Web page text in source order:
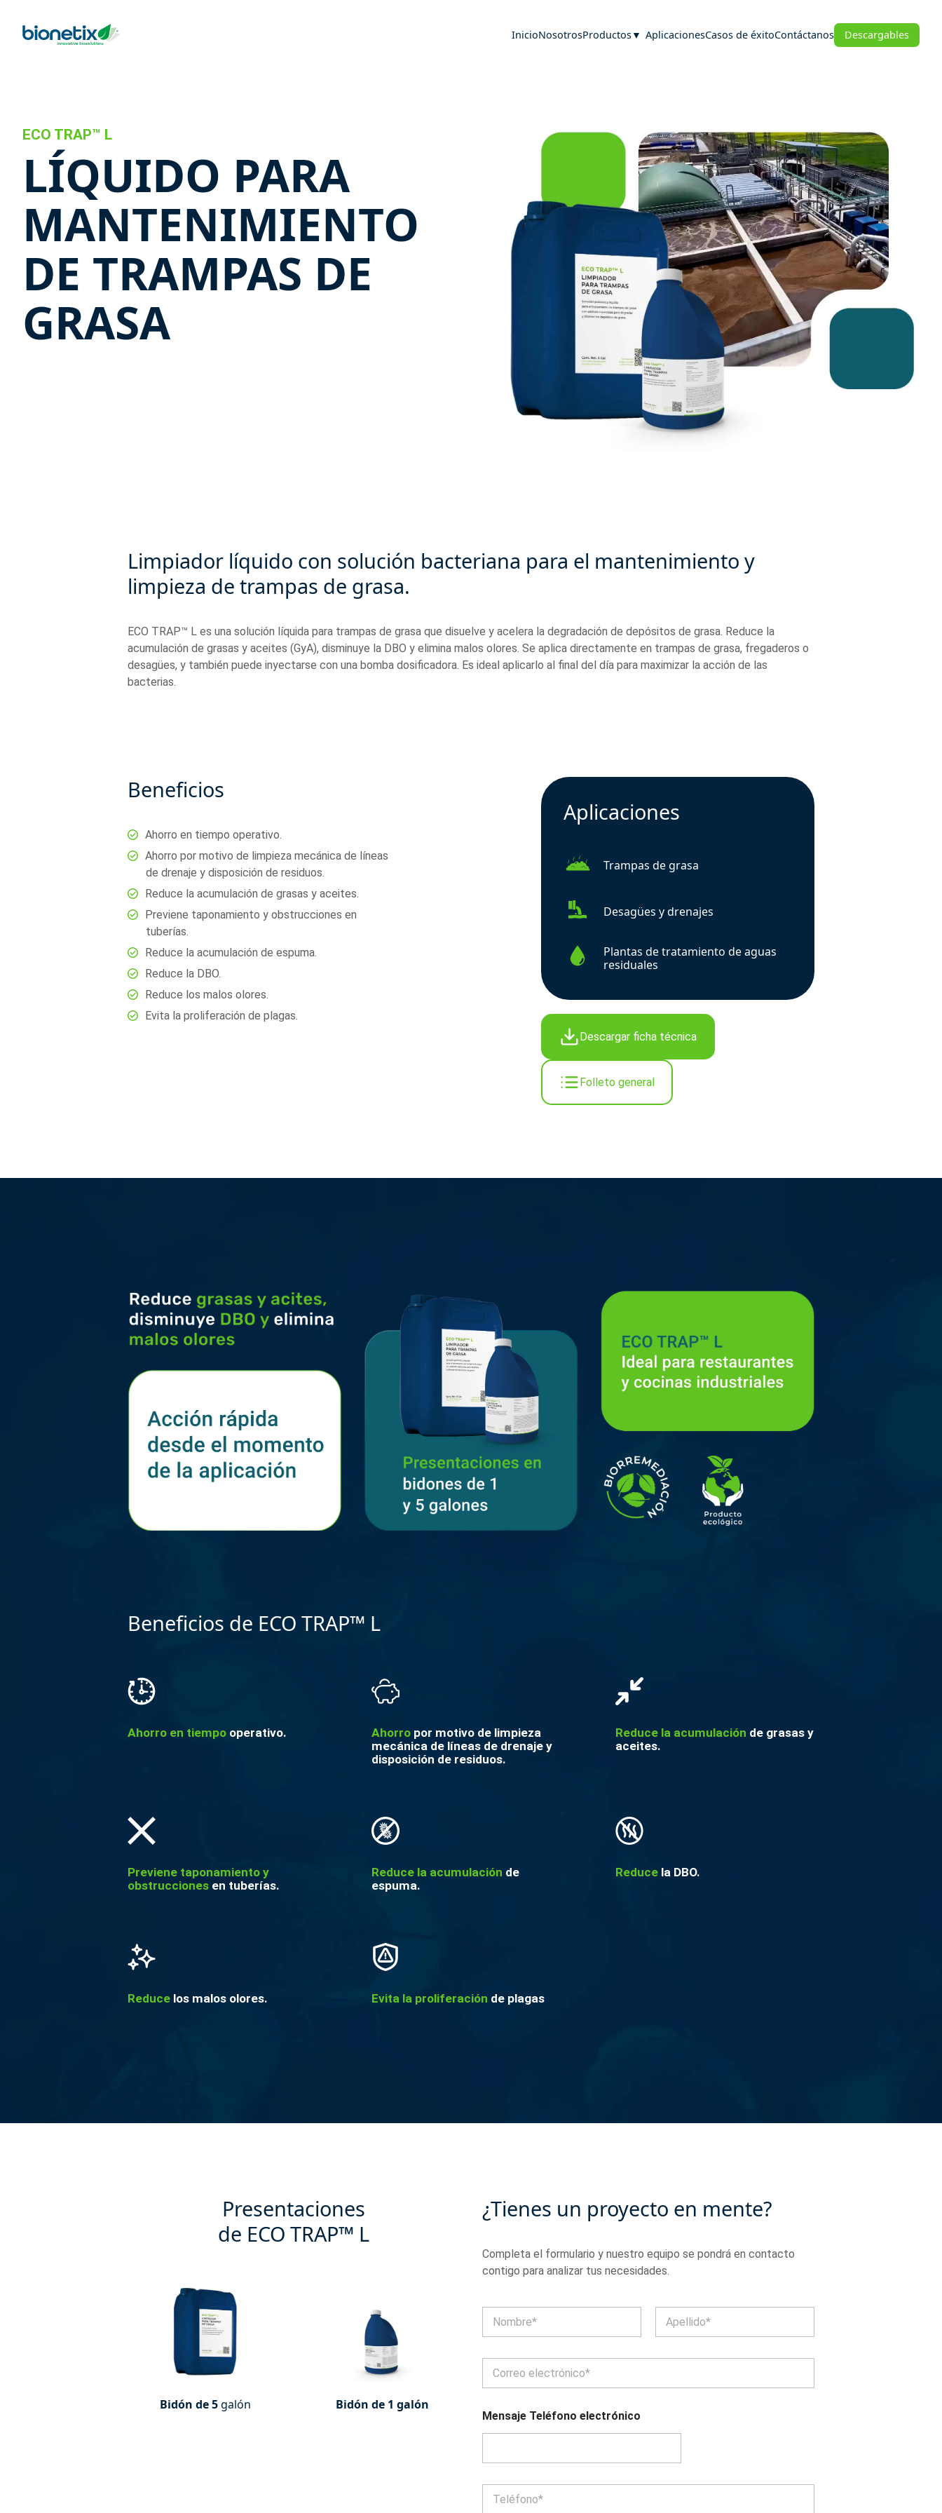
InicioNosotrosProductos AplicacionesCasos de éxitoContáctanos Descargables
ECO TRAP™ L
LÍQUIDO PARA
MANTENIMIENTO
DE TRAMPAS DE
GRASA
Limpiador líquido con solución bacteriana para el mantenimiento y
limpieza de trampas de grasa.
ECO TRAP™ L es una solución líquida para trampas de grasa que disuelve y acelera la degradación de depósitos de grasa. Reduce la
acumulación de grasas y aceites (GyA), disminuye la DBO y elimina malos olores. Se aplica directamente en trampas de grasa, fregaderos o
desagües, y también puede inyectarse con una bomba dosificadora. Es ideal aplicarlo al final del día para maximizar la acción de las
bacterias.
Beneficios
Ahorro en tiempo operativo.
Ahorro por motivo de limpieza mecánica de líneas
de drenaje y disposición de residuos.
Reduce la acumulación de grasas y aceites.
Previene taponamiento y obstrucciones en
tuberías.
Reduce la acumulación de espuma.
Reduce la DBO.
Reduce los malos olores.
Evita la proliferación de plagas.
Aplicaciones
Trampas de grasa
Desagües y drenajes
Plantas de tratamiento de aguas
residuales
Descargar ficha técnica
Folleto general
Beneficios de ECO TRAP™ L
Ahorro en tiempo operativo. Ahorro por motivo de limpieza
mecánica de líneas de drenaje y
disposición de residuos.
Reduce la acumulación de grasas y
aceites.
Previene taponamiento y
obstrucciones en tuberías.
Reduce la acumulación de
espuma.
Reduce la DBO.
Reduce los malos olores. Evita la proliferación de plagas
Presentaciones
de ECO TRAP™ L
Bidón de 5galón Bidón de 1 galón
¿Tienes un proyecto en mente?
Completa el formulario y nuestro equipo se pondrá en contacto
contigo para analizar tus necesidades.
m
*
r
e
o
c
Mensaje Teléfono electrónico